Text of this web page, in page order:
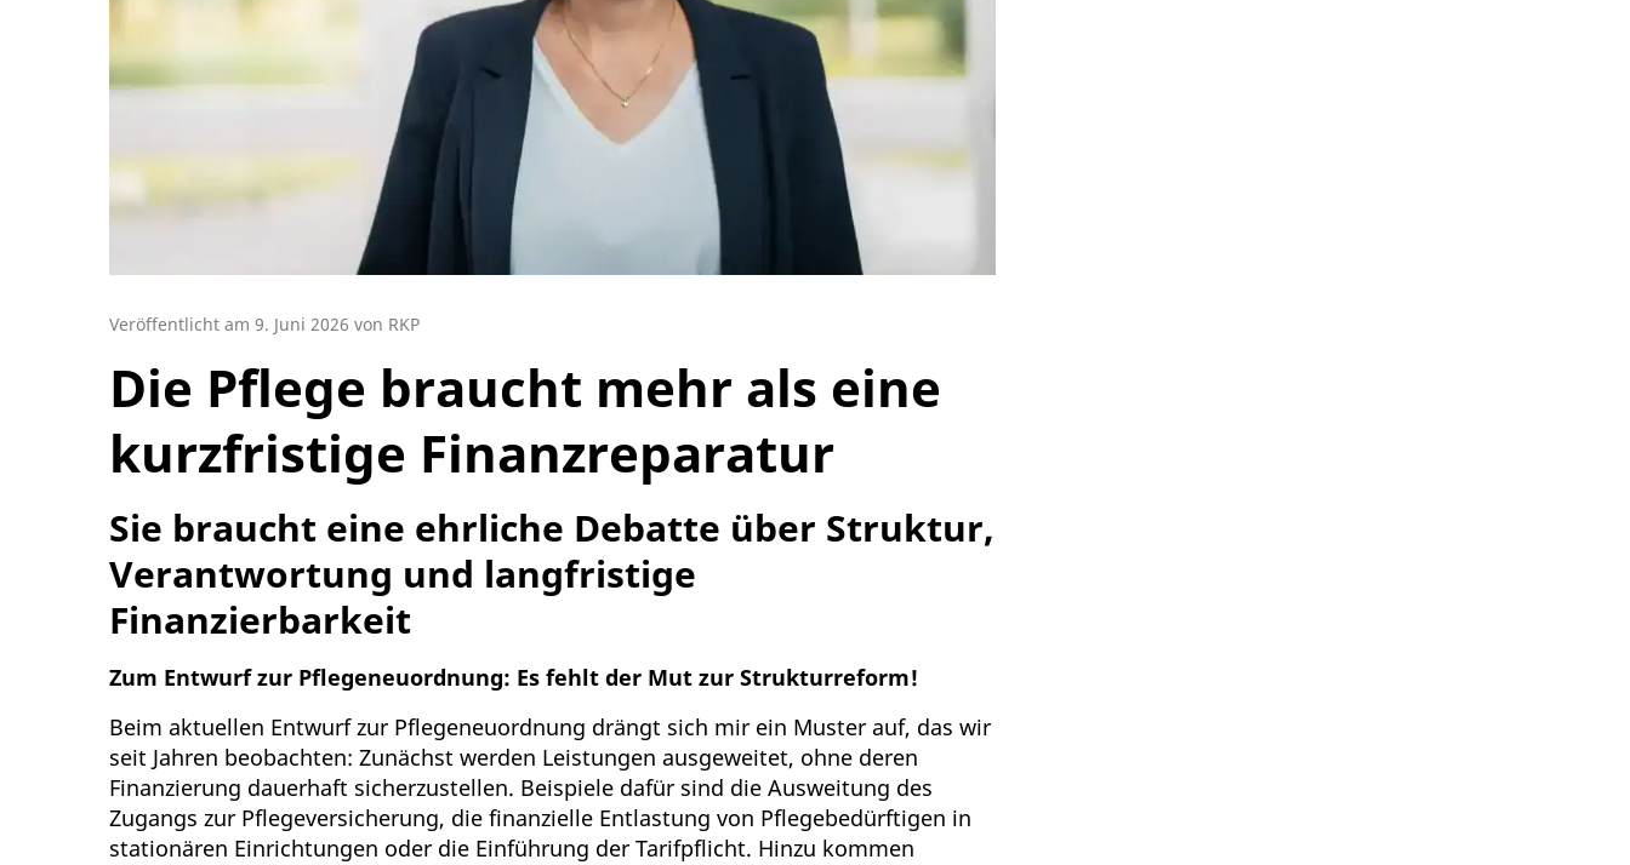
Veröffentlicht am 9. Juni 2026 von RKP
Die Pflege braucht mehr als eine
kurzfristige Finanzreparatur
Sie braucht eine ehrliche Debatte über Struktur,
Verantwortung und langfristige
Finanzierbarkeit
Zum Entwurf zur Pflegeneuordnung: Es fehlt der Mut zur Strukturreform!
Beim aktuellen Entwurf zur Pflegeneuordnung drängt sich mir ein Muster auf, das wir
seit Jahren beobachten: Zunächst werden Leistungen ausgeweitet, ohne deren
Finanzierung dauerhaft sicherzustellen. Beispiele dafür sind die Ausweitung des
Zugangs zur Pflegeversicherung, die finanzielle Entlastung von Pflegebedürftigen in
stationären Einrichtungen oder die Einführung der Tarifpflicht. Hinzu kommen